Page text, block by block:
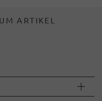
ARTIKEL